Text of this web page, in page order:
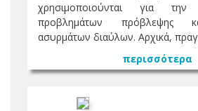
χρησιμοποιούνται για
προβλημάτων πρόβλεψης
ασυρμάτων διαύλων. Αρχικά,
περισσότερα